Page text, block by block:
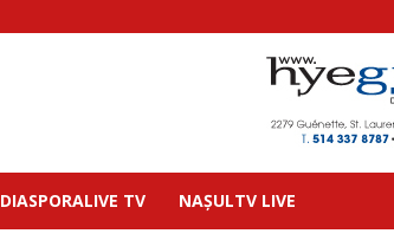
DIASPORALIVE TV NAȘULTV LIVE